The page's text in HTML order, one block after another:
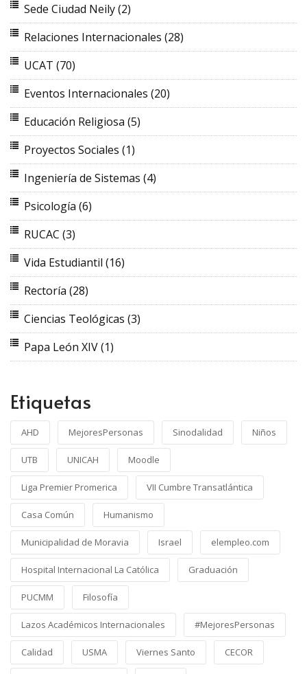
Sede Ciudad Neily(2)
Relaciones Internacionales (28)
UCAT (70)
Eventos Internacionales (20)
Educación Religiosa (5)
Proyectos Sociales (1)
Ingeniería de Sistemas (4)
Psicología (6)
RUCAC (3)
Vida Estudiantil (16)
Rectoría (28)
Ciencias Teológicas (3)
Papa León XIV(1)
Etiquetas
AHD MejoresPersonas Sinodalidad Niños
UTB UNICAH Moodle
Liga Premier Promerica VII Cumbre Transatlántica
Casa Común Humanismo
Municipalidad de Moravia Israel elempleo.com
Hospital Internacional La Católica Graduación
PUCMM Filosofía
Lazos Académicos Internacionales #MejoresPersonas
Calidad USMA Viernes Santo CECOR